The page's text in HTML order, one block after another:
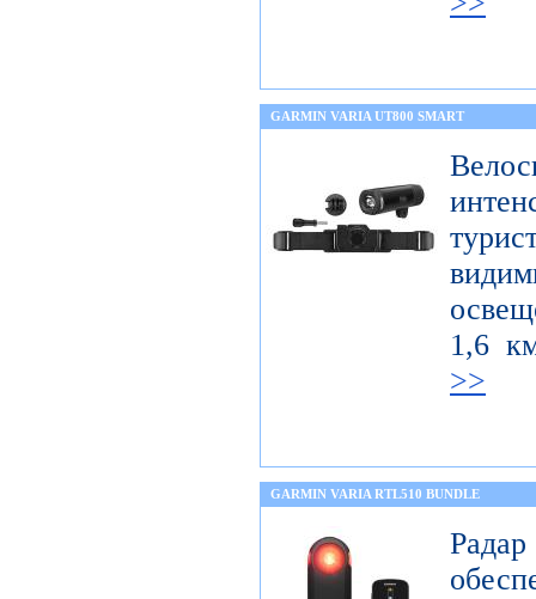
GARMIN VARIA UT800 SMART
1,6
>>
GARMIN VARIA RTL510 BUNDLE